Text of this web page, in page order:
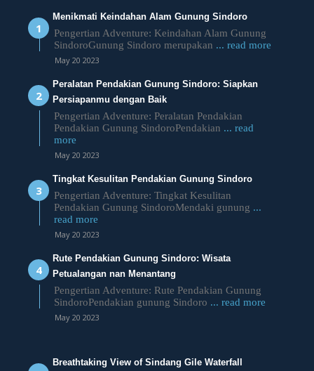
Menikmati Keindahan Alam Gunung Sindoro
Pengertian Adventure: Keindahan Alam Gunung
SindoroGunung Sindoro merupakan ... read more
May 20 2023
Peralatan Pendakian Gunung Sindoro: Siapkan
Persiapanmu dengan Baik
Pengertian Adventure: Peralatan Pendakian
Pendakian Gunung SindoroPendakian ... read
more
May 20 2023
Tingkat Kesulitan Pendakian Gunung Sindoro
Pengertian Adventure: Tingkat Kesulitan
Pendakian Gunung SindoroMendaki gunung ...
read more
May 20 2023
Rute Pendakian Gunung Sindoro: Wisata
Petualangan nan Menantang
Pengertian Adventure: Rute Pendakian Gunung
SindoroPendakian gunung Sindoro ... read more
May 20 2023
Breathtaking View of Sindang Gile Waterfall